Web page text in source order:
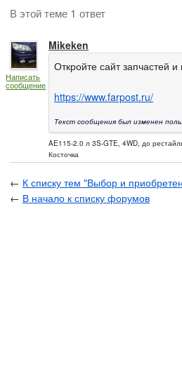
В этой теме 1 ответ
Написать
сообщение
Mikeken
Откройте сайт запчастей
https://www.farpost.ru/
Текст сообщения был изменен
AE115-2.0 л 3S-GTE, 4WD, до
Косточка
← К списку тем "Выбор и
← В начало к списку форумов